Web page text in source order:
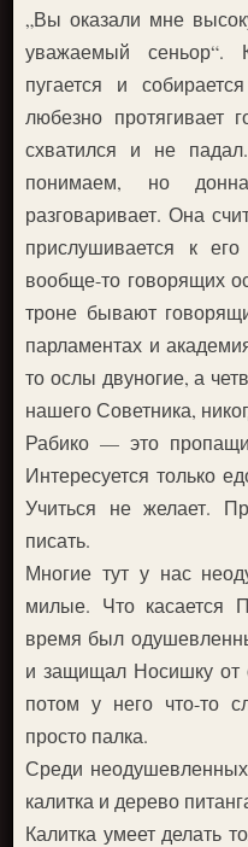
„Вы оказали мне
уважаемый сеньор“.
пугается и
любезно протягивает
схватился и не
понимаем, но
разговаривает. Она
прислушивается к
вообще-то говорящих
троне бывают
парламентах и
то ослы двуногие, а
нашего Советника,
Рабико — это
Интересуется только
Учиться не желает.
писать.
Многие тут у нас
милые. Что касается
время был
и защищал Носишку от
потом у него что-то
просто палка.
Среди
калитка и дерево
Калитка умеет делать